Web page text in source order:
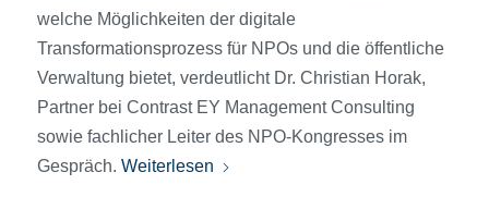
welche Möglichkeiten der digitale
Transformationsprozess für NPOs und die öffentliche
Verwaltung bietet, verdeutlicht Dr. Christian Horak,
Partner bei Contrast EY Management Consulting
sowie fachlicher Leiter des NPO-Kongresses im
Gespräch. Weiterlesen